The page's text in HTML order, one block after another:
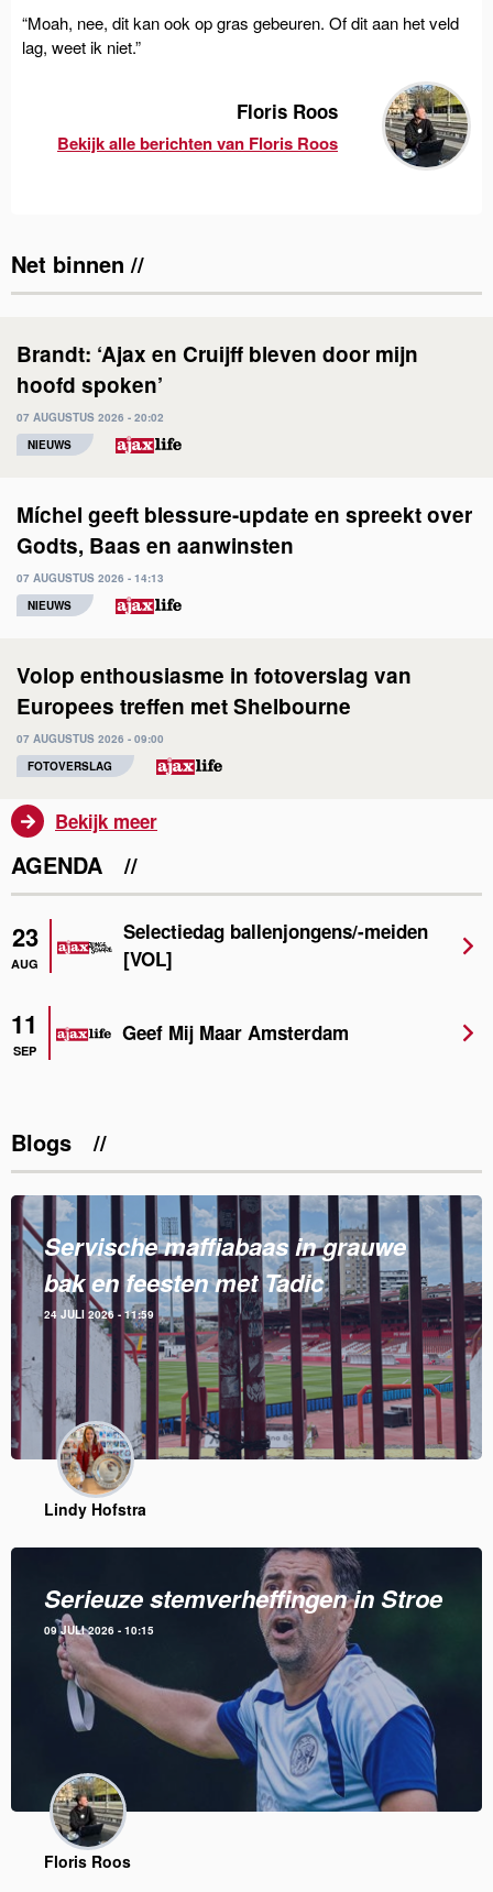
“Moah, nee, dit kan ook op gras gebeuren. Of dit aan het veld
lag, weet ik niet.”
Floris Roos
Bekijk alle berichten van Floris Roos
Net binnen //
Brandt: ‘Ajax en Cruijff bleven door mijn
hoofd spoken’
07 AUGUSTUS 2026 - 20:02
NIEUWS
Míchel geeft blessure-update en spreekt over
Godts, Baas en aanwinsten
07 AUGUSTUS 2026 - 14:13
NIEUWS
Volop enthousiasme in fotoverslag van
Europees treffen met Shelbourne
07 AUGUSTUS 2026 - 09:00
FOTOVERSLAG
Bekijk meer
AGENDA
23
AUG
Selectiedag ballenjongens/-meiden
[VOL]
11
SEP
Geef Mij Maar Amsterdam
Blogs
Servische maffiabaas in grauwe
bak en feesten met Tadic
24 JULI 2026 - 11:59
Lindy Hofstra
Serieuze stemverheffingen in Stroe
09 JULI 2026 - 10:15
Floris Roos